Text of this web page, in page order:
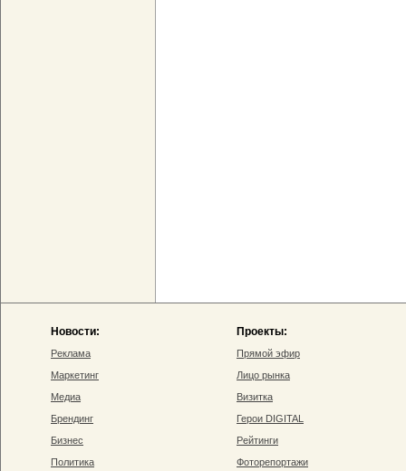
Новости:
Реклама
Маркетинг
Медиа
Брендинг
Бизнес
Политика
Проекты:
Прямой эфир
Лицо рынка
Визитка
Герои DIGITAL
Рейтинги
Фоторепортажи